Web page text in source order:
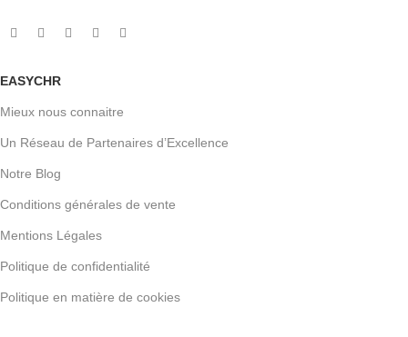
EASYCHR
Mieux nous connaitre
Un Réseau de Partenaires d’Excellence
Notre Blog
Conditions générales de vente
Mentions Légales
Politique de confidentialité
Politique en matière de cookies